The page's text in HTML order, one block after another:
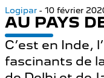
Logipar - 10 février
AU PAYS
C’est en Inde,
fascinants de